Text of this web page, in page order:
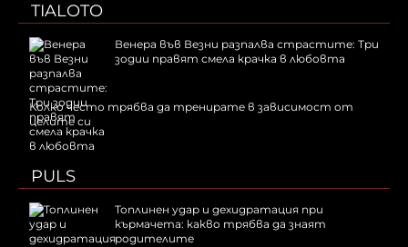
TIALOTO
Венера във Везни разпалва страстите: Три
зодии правят смела крачка в любовта
Колко често трябва да тренирате в зависимост от
целите си
PULS
Топлинен удар и дехидратация при
кърмачета: какво трябва да знаят
родителите